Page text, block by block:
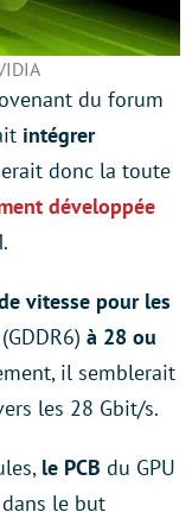
du forum
intégrer
donc la toute
développée
vitesse pour les
à 28 ou
il semblerait
les 28 Gbit/s.
le PCB du GPU
dans le but